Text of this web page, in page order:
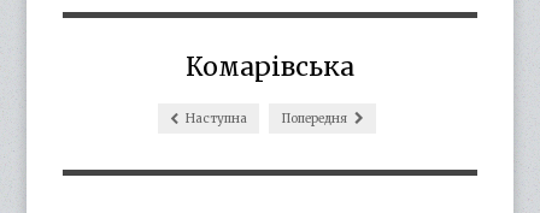
Комарівська
Наступна Попередня